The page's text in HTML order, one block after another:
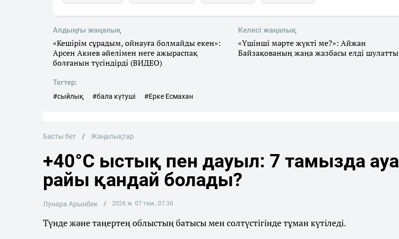
Алдыңғы жаңалық
«Кешірім сұрадым, ойнауға болмайды екен»:
Арсен Акиев әйелімен неге ажыраспақ
болғанын түсіндірді (ВИДЕО)
Келесі жаңалық
«Үшінші мәрте жүкті ме?»: Айжан
Байзақованың жаңа жазбасы елді шулатты
Тегтер:
#сыйлық #бала күтуші #Ерке Есмаxан
Басты бет Жаңалықтар
+40°C ыстық пен дауыл: 7 тамызда ауа
райы қандай болады?
Лунара Арынбек 2026 ж. 07 там., 07:30
Түнде және таңертең облыстың батысы мен солтүстігінде тұман күтіледі.